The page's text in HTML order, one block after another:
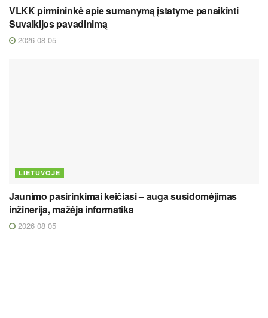
VLKK pirmininkė apie sumanymą įstatyme panaikinti
Suvalkijos pavadinimą
2026 08 05
LIETUVOJE
Jaunimo pasirinkimai keičiasi – auga susidomėjimas
inžinerija, mažėja informatika
2026 08 05